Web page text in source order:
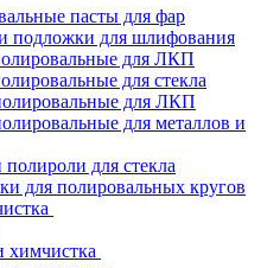
пасты для фар
подложки для шлифования
для ЛКП
для стекла
для ЛКП
для металлов и
для стекла
для полировальных кругов
химчистка